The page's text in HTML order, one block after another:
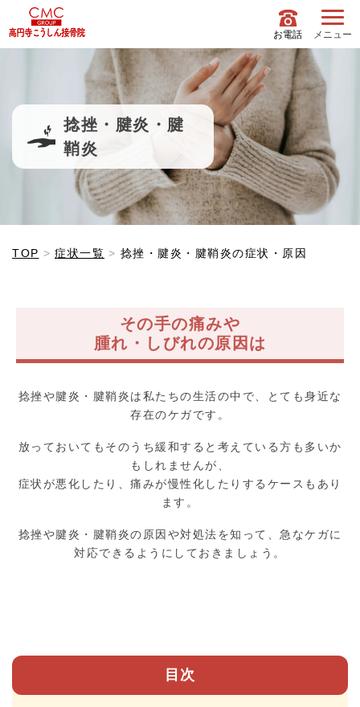
お電話 メニュー
捻挫・腱炎・腱
鞘炎
TOP 症状一覧 捻挫・腱炎・腱鞘炎の症状・原因
その手の痛みや
腫れ・しびれの原因は
捻挫や腱炎・腱鞘炎は私たちの生活の中で、とても身近な
存在のケガです。
放っておいてもそのうち緩和すると考えている方も多いか
もしれませんが、
症状が悪化したり、痛みが慢性化したりするケースもあり
ます。
捻挫や腱炎・腱鞘炎の原因や対処法を知って、急なケガに
対応できるようにしておきましょう。
目次